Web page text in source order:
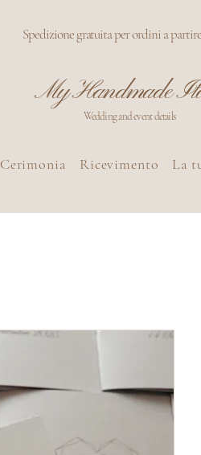
Spedizione gratuita per ordini a
My Handmade
Wedding and event details
Cerimonia Ricevimento La